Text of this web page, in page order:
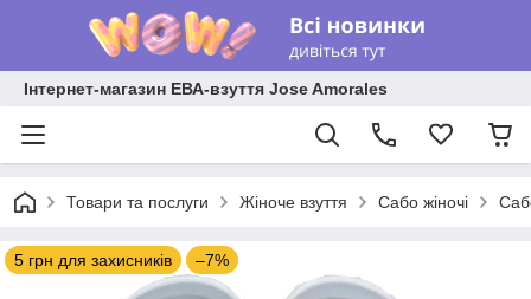
Інтернет-магазин ЕВА-взуття Jose Amorales
Товари та послуги Жіноче взуття Сабо жіночі
5 грн для захисників –7%